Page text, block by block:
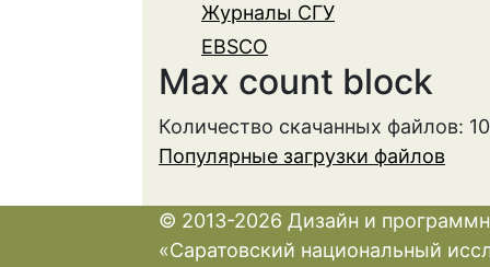
Журналы СГУ
EBSCO
Max count block
Количество скачанных файлов:
Популярные загрузки файлов
© 2013-2026 Дизайн и
«Саратовский национальный